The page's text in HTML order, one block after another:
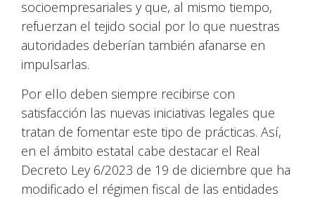
socioempresariales y que, al mismo tiempo,
refuerzan el tejido social por lo que nuestras
autoridades deberían también afanarse en
impulsarlas.
Por ello deben siempre recibirse con
satisfacción las nuevas iniciativas legales que
tratan de fomentar este tipo de prácticas. Así,
en el ámbito estatal cabe destacar el Real
Decreto Ley 6/2023 de 19 de diciembre que ha
modificado el régimen fiscal de las entidades